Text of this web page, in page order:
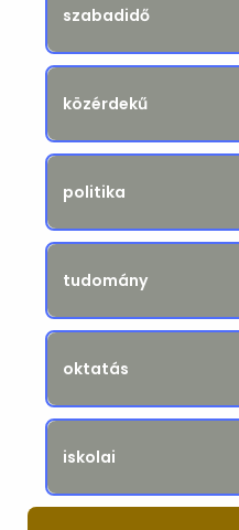
szabadidő
közérdekű
politika
tudomány
oktatás
iskolai